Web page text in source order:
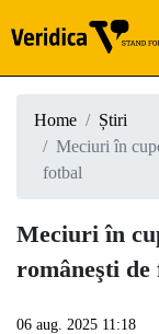
Home
Știri
Meciuri în
fotbal
Meciuri în
româneşti de
06 aug. 2025 11:18